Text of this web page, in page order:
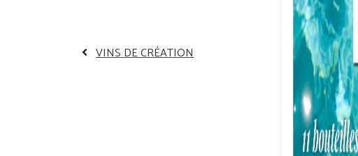
VINS DE CRÉATION